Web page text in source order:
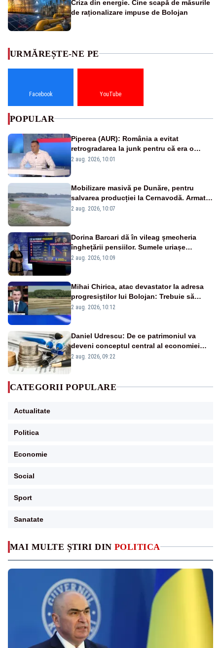
Criza din energie. Cine scapă de măsurile
de raționalizare impuse de Bolojan
MAI MULTE ȘTIRI DIN POLITICA
URMĂREȘTE-NE PE
Facebook YouTube
POPULAR
Piperea (AUR): România a evitat
retrogradarea la junk pentru că era o
catastrofă pentru bănci și fondurile de
2 aug. 2026, 10:01
Mobilizare masivă pe Dunăre, pentru
salvarea producției la Cernavodă. Armata
va detona o stâncă și va devia apa
2 aug. 2026, 10:07
Dorina Barcari dă în vileag șmecheria
înghețării pensiilor. Sumele uriașe
pierdute de fiecare român
2 aug. 2026, 10:09
Mihai Chirica, atac devastator la adresa
progresiștilor lui Bolojan: Trebuie să
protejăm și natura, dar nu șținem omaneii
2 aug. 2026, 10:12
Daniel Udrescu: De ce patrimoniul va
deveni conceptul central al economiei
viitoare?
2 aug. 2026, 09:22
CATEGORII POPULARE
Actualitate
Politica
Economie
Social
Sport
Sanatate